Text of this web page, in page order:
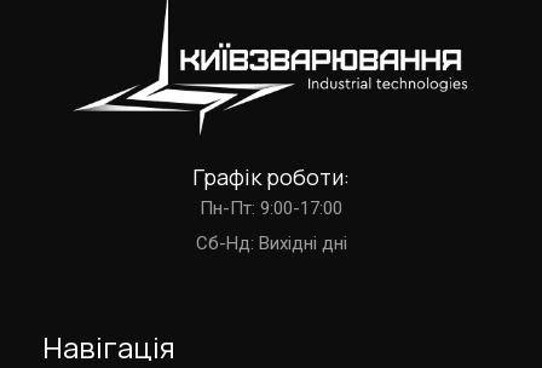
Графік роботи:
Пн-Пт: 9:00-17:00
Cб-Нд: Вихідні дні
Навігація